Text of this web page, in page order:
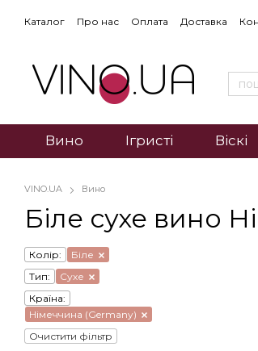
Каталог Про нас Оплата Доставка
Вино Ігристі Віскі
VINO.UA Вино
Біле сухе вино
Колір:
Біле
Тип:
Сухе
Країна:
Німеччина (Germany)
Очистити фільтр